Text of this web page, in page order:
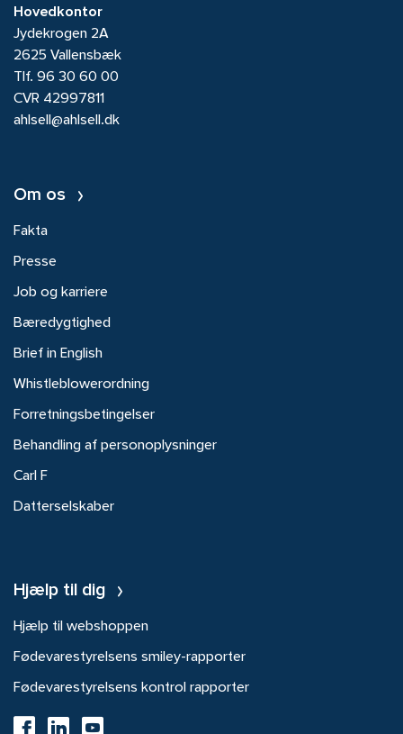
Hovedkontor
Jydekrogen 2A
2625 Vallensbæk
Tlf. 96 30 60 00
CVR 42997811
ahlsell@ahlsell.dk
Om os
Fakta
Presse
Job og karriere
Bæredygtighed
Brief in English
Whistleblowerordning
Forretningsbetingelser
Behandling af personoplysninger
Carl F
Datterselskaber
Hjælp til dig
Hjælp til webshoppen
Fødevarestyrelsens smiley-rapporter
Fødevarestyrelsens kontrol rapporter